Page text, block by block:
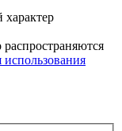
использования